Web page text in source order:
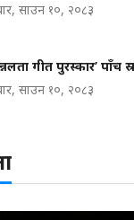
साउन १०, २०८३
गीत पुरस्कार’ पाँच
साउन १०, २०८३